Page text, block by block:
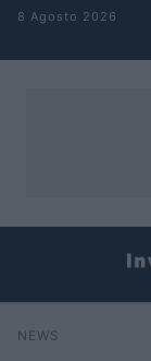
Salta al contenuto
8 Agosto 2026
Cerca
NEWS